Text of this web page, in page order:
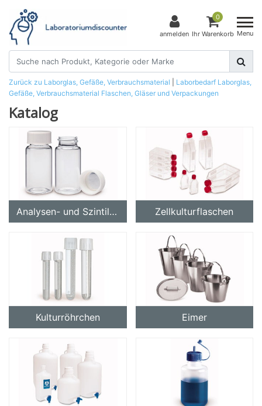
anmelden
0
Ihr Warenkorb Menu
Zurück zu Laborglas, Gefäße, Verbrauchsmaterial Laborbedarf Laborglas,
Gefäße, Verbrauchsmaterial Flaschen, Gläser und Verpackungen
Katalog
Analysen- und Szintillationsgefäße Zellkulturflaschen
Kulturröhrchen Eimer